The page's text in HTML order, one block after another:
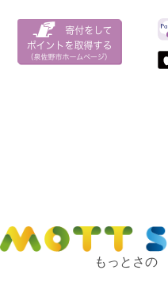
もっとさの